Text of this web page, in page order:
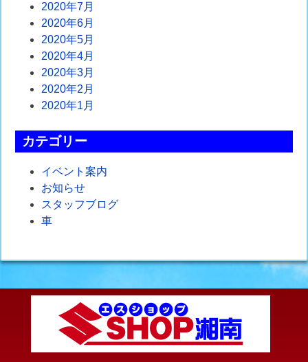
2020年7月
2020年6月
2020年5月
2020年4月
2020年3月
2020年2月
2020年1月
カテゴリー
イベント案内
お知らせ
スタッフブログ
車